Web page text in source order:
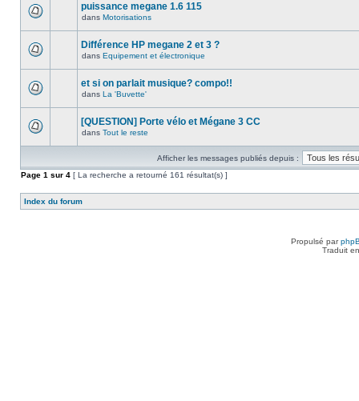
puissance megane 1.6 115
dans Motorisations
Différence HP megane 2 et 3 ?
dans Equipement et électronique
et si on parlait musique? compo!!
dans La 'Buvette'
[QUESTION] Porte vélo et Mégane 3 CC
dans Tout le reste
Afficher les messages publiés depuis :
Page 1 sur 4 [ La recherche a retourné 161 résultat(s) ]
Index du forum
Propulsé par
Traduit